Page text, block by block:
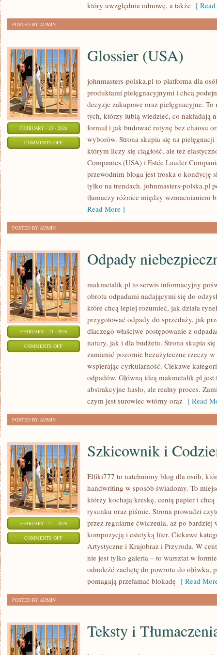
który uwzględnia odnowę, a także [
POSTED BY ADMIN
FEBRUARY - 23 - 2026
COMMENTS OFFON
Glossier (USA)
johnmasters-polska.pl to platforma dla
produktami pielęgnacyjnymi i chcą
decyzje zakupowe oraz pielęgnacyjne. To
tych, którzy lubią wiedzieć, co nakładają
formuł i jak budować rutynę bez chaosu
wyborów. Strona skupia się na
którym liczy się ciągłość, ale też
Companies (USA) i Estée Lauder
przewodnim bloga jest troska o kondycję
tylko na trendach. johnmasters-polska.pl
tłumaczy różnice między wzmacnianiem
Read More ]
POSTED BY ADMIN
FEBRUARY - 23 - 2026
COMMENTS OFFON
NIEBEZPIECZNE
Odpady
makmetalik.pl to serwis informacyjny
obrotu odpadami nadającymi się do
które chcą lepiej rozumieć, jak działa
przygotować odpady do sprzedaży, jak
dlaczego właściwe postępowanie z
natury, jak i dla budżetu. Strona skupia
zamienić pozornie bezużyteczne rzeczy
wspierając cyrkularność. Ciekawe
odpadów. Główną ideą makmetalik.pl
abstrakcyjne hasło, ale realny proces.
czym jest surowiec wtórny oraz [ Read
POSTED BY ADMIN
FEBRUARY - 21 - 2026
COMMENTS OFFON
SZKICOWNIK
CODZIENNA
PRAKTYKA
Szkicownik i
Elfiki777 to natchniony blog dla osób,
handwriting w sposób świadomy. To
którzy kochają kreskę, cenią papier i chcą
rysunku oraz piśmie. Strona prowadzi
przez regularne ćwiczenia, aż po bardziej
kompozycją i estetyką liter. Ciekawe
Artystyczne i Krajobraz i Przyroda. W
nie jest tylko galeria – to warsztat w
odnaleźć zachętę do powrotu do ołówka,
pomagają przełamać blokadę [ Read
POSTED BY ADMIN
Teksty i